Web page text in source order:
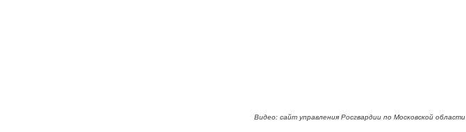
Видео: сайт управления Росгвардии по Московской области